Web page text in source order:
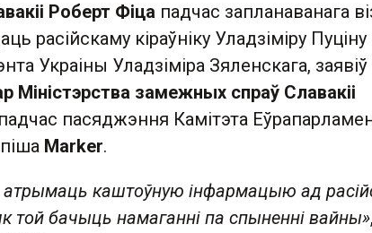
Роберт Фіца падчас запланаванага
расійскаму кіраўніку Уладзіміру Пуціну
Украіны Уладзіміра Зяленскага, заявіў
Міністэрства замежных спраў Славакіі
падчас пасяджэння Камітэта
Marker.
каштоўную інфармацыю ад
той бачыць намаганні па спыненні вайны»